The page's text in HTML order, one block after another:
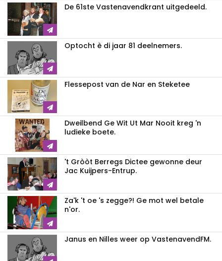
De 61ste Vastenavendkrant uitgedeeld.
Optocht è di jaar 81 deelnemers.
Flessepost van de Nar en Steketee
Dweilbend Ge Wit Ut Mar Nooit kreg 'n
ludieke boete.
't Gròòt Berregs Dictee gewonne deur
Jac Kuijpers-Entrup.
Za'k 't oe 's zegge?! Ge mot wel betale
n'or.
Janus en Nilles weer op VastenavendFM.